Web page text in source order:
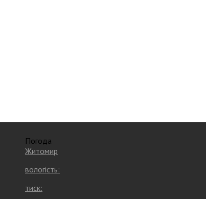
Погода
Житомир
вологість:
тиск: